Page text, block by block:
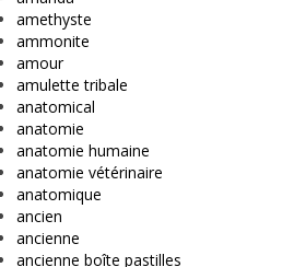
amethyste
ammonite
amour
amulette tribale
anatomical
anatomie
anatomie humaine
anatomie vétérinaire
anatomique
ancien
ancienne
ancienne boîte pastilles